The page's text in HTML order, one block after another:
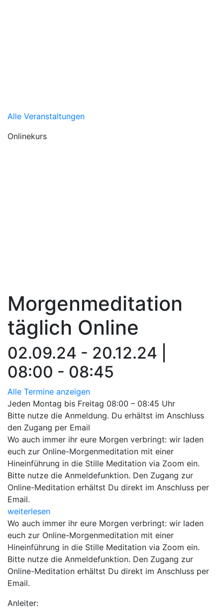
Alle Veranstaltungen
Onlinekurs
Morgenmeditation
täglich Online
02.09.24 - 20.12.24 |
08:00 - 08:45
Alle Termine anzeigen
Jeden Montag bis Freitag 08:00 – 08:45 Uhr
Bitte nutze die Anmeldung. Du erhältst im Anschluss
den Zugang per Email
Wo auch immer ihr eure Morgen verbringt: wir laden
euch zur Online-Morgenmeditation mit einer
Hineinführung in die Stille Meditation via Zoom ein.
Bitte nutze die Anmeldefunktion. Den Zugang zur
Online-Meditation erhältst Du direkt im Anschluss per
Email.
weiterlesen
Wo auch immer ihr eure Morgen verbringt: wir laden
euch zur Online-Morgenmeditation mit einer
Hineinführung in die Stille Meditation via Zoom ein.
Bitte nutze die Anmeldefunktion. Den Zugang zur
Online-Meditation erhältst Du direkt im Anschluss per
Email.
Anleiter: